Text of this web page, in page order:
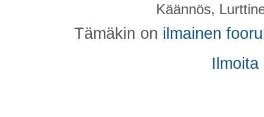
Käännös,
Tämäkin on ilmainen